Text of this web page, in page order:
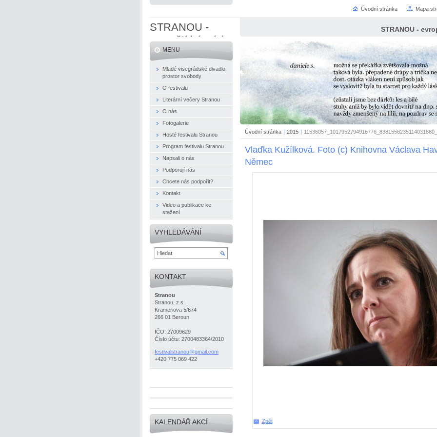
STRANOU -
evropští básníci
naživo
STRANOU -
Úvodní stránka | 2015 |
Vlaďka Kužílková. Foto (c) Knihovna Václava
Němec
Zpět
MENU
Mladé visegrádské divadlo:
prostor svobody
O festivalu
Literární večery Stranou
O nás
Fotogalerie
Hosté festivalu Stranou
Program festivalu Stranou
Napsali o nás
Podporují nás
Chcete nás podpořit?
Kontakt
Video a publikace ke
stažení
VYHLEDÁVÁNÍ
KONTAKT
Stranou
Stranou, z.s.
Krameriova 5/674
266 01 Beroun
IČO: 27009629
Číslo účtu: 2700483364/2010
festivalstranou@gmail.com
+420 775 069 422
KALENDÁŘ AKCÍ
Úvodní stránka Mapa